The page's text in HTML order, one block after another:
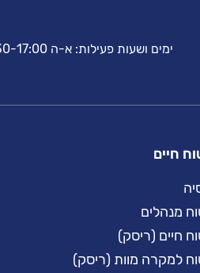
ימים ושעות פעילות: א-ה 08:30-17:00
חיים
מנהלים
חיים (ריסק)
למקרה מוות (ריסק)